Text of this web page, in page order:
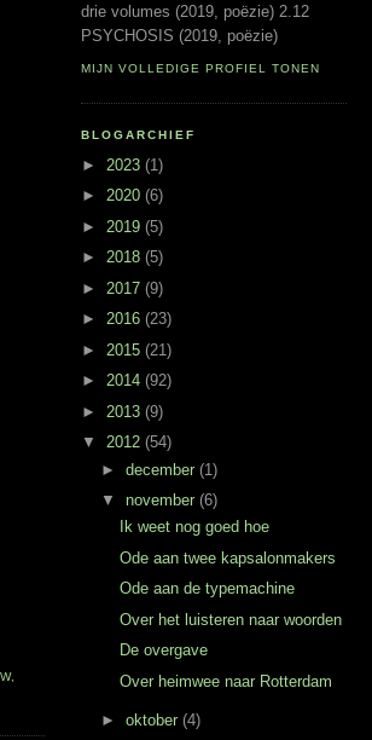
,
drie volumes (2019, poëzie) 2.12
PSYCHOSIS (2019, poëzie)
MIJN VOLLEDIGE PROFIEL TONEN
BLOGARCHIEF
► 2023 (1)
► 2020 (6)
► 2019 (5)
► 2018 (5)
► 2017 (9)
► 2016 (23)
► 2015 (21)
► 2014 (92)
► 2013 (9)
▼ 2012 (54)
► december (1)
▼ november (6)
Ik weet nog goed hoe
Ode aan twee kapsalonmakers
Ode aan de typemachine
Over het luisteren naar woorden
De overgave
Over heimwee naar Rotterdam
► oktober (4)